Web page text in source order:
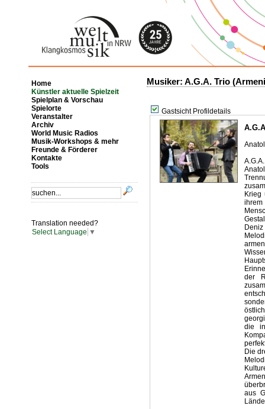
Home
Künstler aktuelle Spielzeit
Spielplan & Vorschau
Spielorte
Veranstalter
Archiv
World Music Radios
Musik-Workshops & mehr
Freunde & Förderer
Kontakte
Tools
Translation needed?
Select Language ▼
Musiker: A.G.A. Trio
Gastsicht Profildetails
Krieg
ihrem
der
die
Die
aus